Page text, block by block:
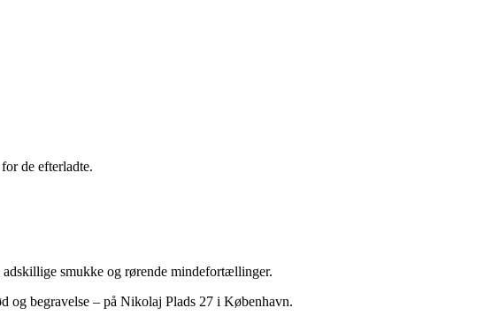
de efterladte.
smukke og rørende mindefortællinger.
og begravelse – på Nikolaj Plads 27 i København.